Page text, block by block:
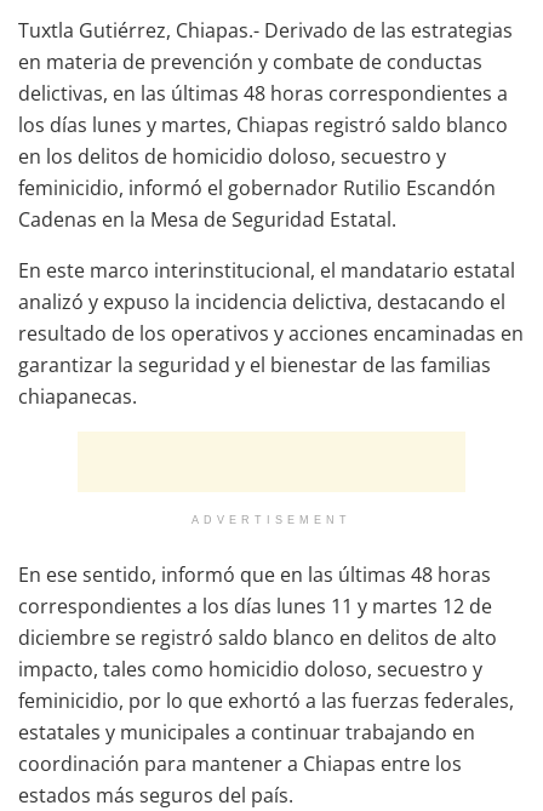
Tuxtla Gutiérrez, Chiapas.- Derivado de las estrategias
en materia de prevención y combate de conductas
delictivas, en las últimas 48 horas correspondientes a
los días lunes y martes, Chiapas registró saldo blanco
en los delitos de homicidio doloso, secuestro y
feminicidio, informó el gobernador Rutilio Escandón
Cadenas en la Mesa de Seguridad Estatal.
En este marco interinstitucional, el mandatario estatal
analizó y expuso la incidencia delictiva, destacando el
resultado de los operativos y acciones encaminadas en
garantizar la seguridad y el bienestar de las familias
chiapanecas.
ADVERTISEMENT
En ese sentido, informó que en las últimas 48 horas
correspondientes a los días lunes 11 y martes 12 de
diciembre se registró saldo blanco en delitos de alto
impacto, tales como homicidio doloso, secuestro y
feminicidio, por lo que exhortó a las fuerzas federales,
estatales y municipales a continuar trabajando en
coordinación para mantener a Chiapas entre los
estados más seguros del país.